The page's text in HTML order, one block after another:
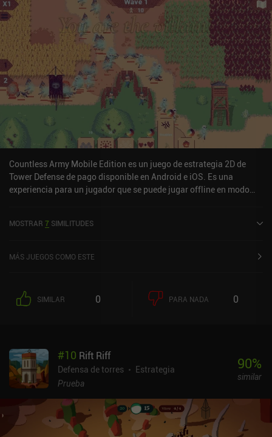
enfriamiento de la trampa. Y cuanto más lejos lleguemos, más
trampas desbloquearemos.El simpático estilo artístico, las
geniales animaciones, los mini combates contra jefes y la pequeña
historia que se cuenta a través de las escenas ayudan a crear una
gran atmósfera y un entorno general para el juego. Candy Disaster
TD es un juego premium de 4,99 $. También existe una versión
gratuita, pero está fuertemente monetizada con muchos anuncios
incentivados que proporcionan una gran ayuda, un sistema de
energía basado en la vida, y varios iAPs para más trampas y
recursos.En definitiva, es un gran juego de defensa de torres con
un refrescante enfoque de trampas sobre torres con el que me he
divertido mucho. Sin embargo, la versión gratuita se ve frenada
por su monetización, así que recomiendo la versión de pago. Por
desgracia, ambas requieren acceso online.
Countless Army Mobile Edition es un juego de estrategia 2D de
Tower Defense de pago disponible en Android e iOS. Es una
experiencia para un jugador que se puede jugar offline en modo
Store.
MOSTRAR 7 SIMILITUDES
MÁS JUEGOS COMO ESTE
SIMILAR 0 PARA NADA 0
#10 Rift Riff
Defensa de torres
Estrategia
Prueba
90%
similar